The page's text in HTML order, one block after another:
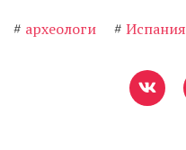
# археологи # Испания